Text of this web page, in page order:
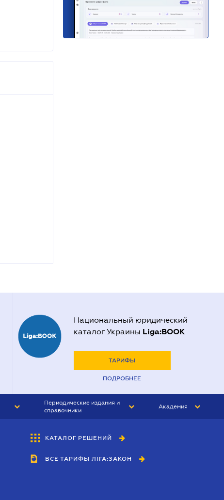
Национальный юридический
каталог Украины Liga:BOOK
ТАРИФЫ
ПОДРОБНЕЕ
Периодические издания и
справочники
БУХГАЛТЕР&ЗАКОН
ВЕСТНИК МСФО
Академия
КАТАЛОГ РЕШЕНИЙ
ВСЕ ТАРИФЫ ЛІГА:ЗАКОН